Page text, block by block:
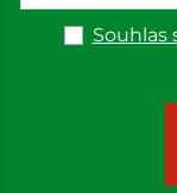
Souhlas